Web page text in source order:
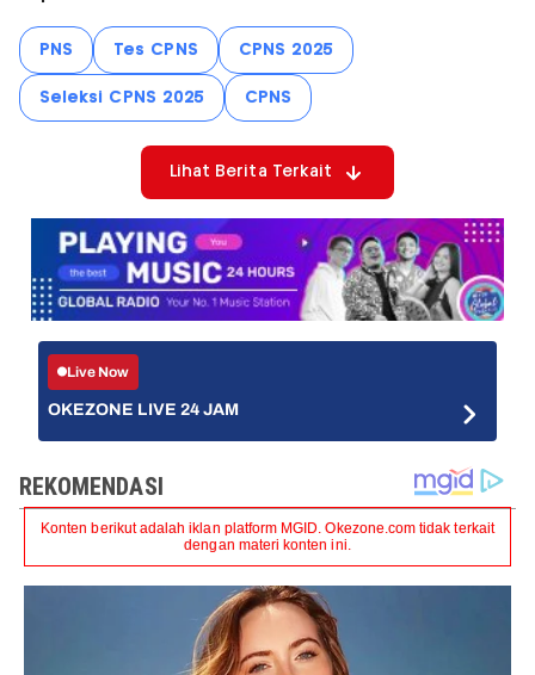
PNS Tes CPNS CPNS 2025
Seleksi CPNS 2025 CPNS
Lihat Berita Terkait
Live Now
OKEZONE LIVE 24 JAM